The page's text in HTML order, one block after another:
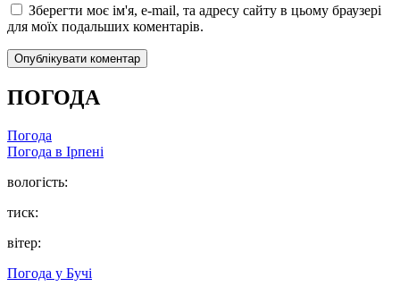
Зберегти моє ім'я, e-mail, та адресу сайту в цьому браузері
для моїх подальших коментарів.
ПОГОДА
Погода
Погода в Ірпені
вологість:
тиск:
вітер:
Погода у Бучі